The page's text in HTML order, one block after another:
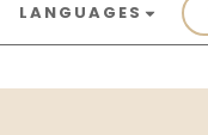
LANGUAGES